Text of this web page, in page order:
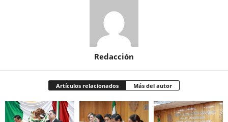
Redacción
Artículos relacionados Más del autor